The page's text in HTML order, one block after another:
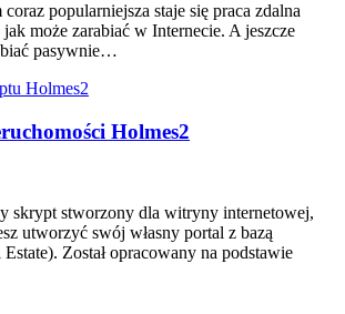
popularniejsza staje się praca zdalna
może zarabiać w Internecie. A jeszcze
pasywnie…
Holmes2
skrypt stworzony dla witryny internetowej,
utworzyć swój własny portal z bazą
Został opracowany na podstawie